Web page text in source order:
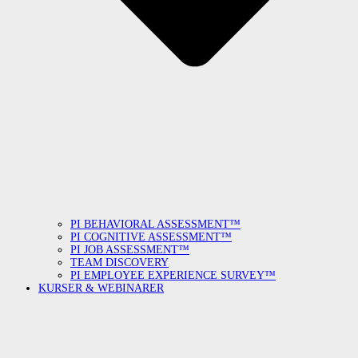
PI BEHAVIORAL ASSESSMENT™
PI COGNITIVE ASSESSMENT™
PI JOB ASSESSMENT™
TEAM DISCOVERY
PI EMPLOYEE EXPERIENCE SURVEY™
KURSER & WEBINARER